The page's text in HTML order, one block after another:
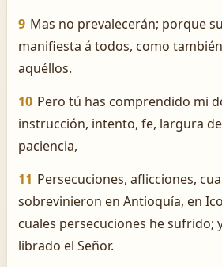
9 Mas no prevalecerán; porque
manifiesta á todos, como
aquéllos.
10 Pero tú has comprendido mi
instrucción, intento, fe, largura
paciencia,
11 Persecuciones, aflicciones,
sobrevinieron en Antioquía, en
cuales persecuciones he sufrido;
librado el Señor.